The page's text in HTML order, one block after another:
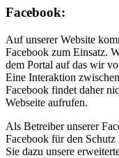
Facebook:
Auf unserer Website
Facebook zum Einsatz.
dem Portal auf das wir
Eine Interaktion
Facebook findet daher
Webseite aufrufen.
Als Betreiber unserer
Facebook für den
Sie dazu unsere